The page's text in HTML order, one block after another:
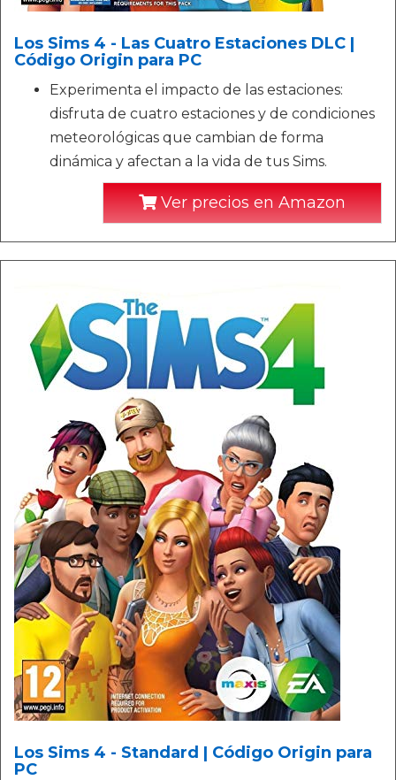
Los Sims 4 - Las Cuatro Estaciones DLC |
Código Origin para PC
Experimenta el impacto de las estaciones:
disfruta de cuatro estaciones y de condiciones
meteorológicas que cambian de forma
dinámica y afectan a la vida de tus Sims.
Ver precios en Amazon
Los Sims 4 - Standard | Código Origin para
PC